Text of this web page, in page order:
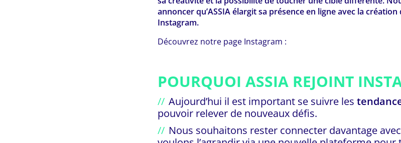
annoncer qu’ASSIA élargit sa présence en ligne avec la
Instagram.
Découvrez notre page Instagram :
POURQUOI ASSIA REJOINT
Aujourd’hui il est important se suivre les
pouvoir relever de nouveaux défis.
Nous souhaitons rester connecter davantage